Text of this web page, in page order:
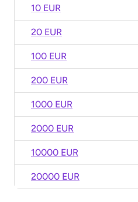
10 EUR
20 EUR
100 EUR
200 EUR
1000 EUR
2000 EUR
10000 EUR
20000 EUR